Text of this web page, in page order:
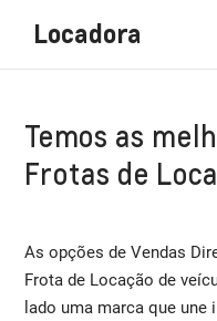
Locadora
Temos as
Frotas de
As opções de Vendas
Frota de Locação de
lado uma marca que